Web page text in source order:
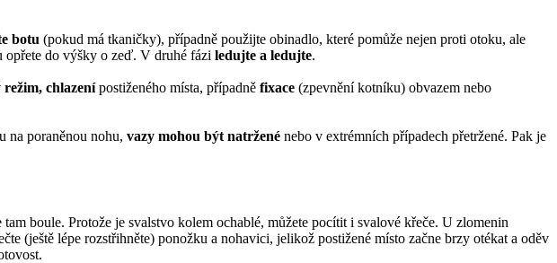
botu (pokud má tkaničky), případně použijte obinadlo, které pomůže nejen proti otoku, ale
opřete do výšky o zeď. V druhé fázi ledujte a ledujte.
chlazenípostiženého místa, případně fixace (zpevnění kotníku) obvazem nebo
na poraněnou nohu, vazy mohou být natržené nebo v extrémních případech přetržené. Pak je
boule. Protože je svalstvo kolem ochablé, můžete pocítit i svalové křeče. U zlomenin
(ještě lépe rozstřihněte) ponožku a nohavici, jelikož postižené místo začne brzy otékat a oděv